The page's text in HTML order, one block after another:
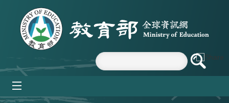
跳到主要內容區塊
:::